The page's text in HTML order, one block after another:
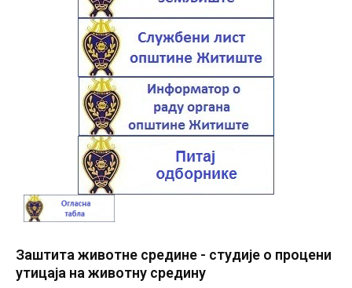
Заштита животне средине - студије о процени
утицаја на животну средину